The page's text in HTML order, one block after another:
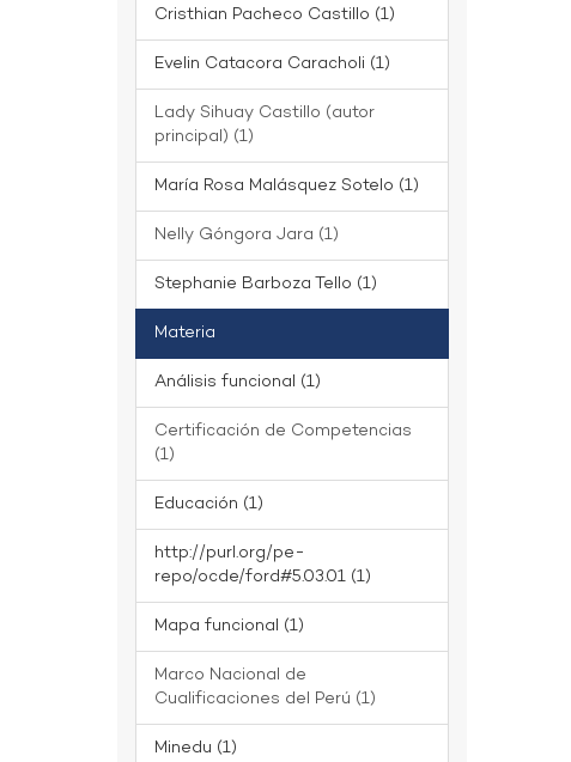
Cristhian Pacheco Castillo (1)
Evelin Catacora Caracholi (1)
Lady Sihuay Castillo (autor
principal) (1)
María Rosa Malásquez Sotelo (1)
Nelly Góngora Jara (1)
Stephanie Barboza Tello (1)
Materia
Análisis funcional (1)
Certificación de Competencias
(1)
Educación (1)
http://purl.org/pe-
repo/ocde/ford#5.03.01 (1)
Mapa funcional (1)
Marco Nacional de
Cualificaciones del Perú (1)
Minedu (1)